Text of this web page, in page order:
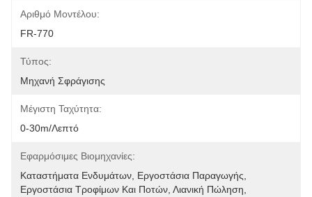
Αριθμό Μοντέλου:
FR-770
Τύπος:
Μηχανή Σφράγισης
Μέγιστη Ταχύτητα:
0-30m/λεπτό
Εφαρμόσιμες Βιομηχανίες:
Καταστήματα Ενδυμάτων, Εργοστάσια Παραγωγής,
Εργοστάσια Τροφίμων Και Ποτών, Λιανική Πώληση,